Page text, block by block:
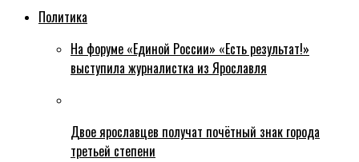
Политика
На форуме «Единой России» «Есть результат!»
выступила журналистка из Ярославля
Двое ярославцев получат почётный знак города
третьей степени